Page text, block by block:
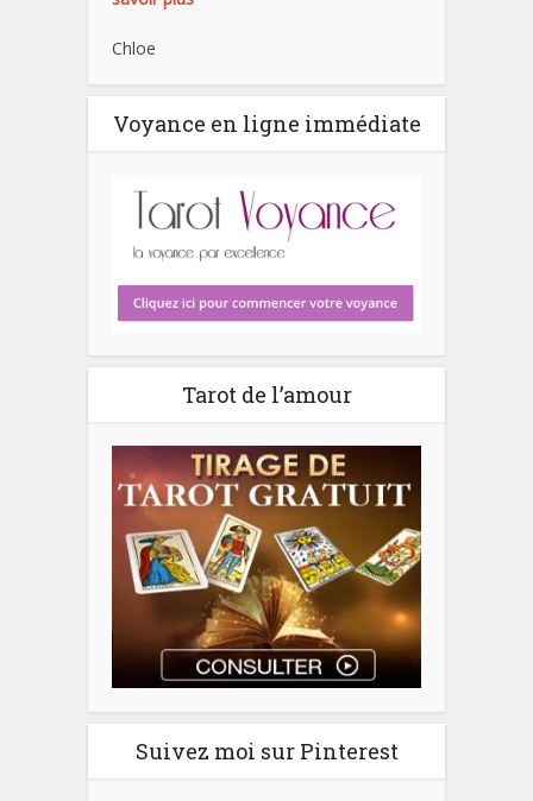
Chloe
Voyance en ligne immédiate
Tarot de l’amour
Suivez moi sur Pinterest